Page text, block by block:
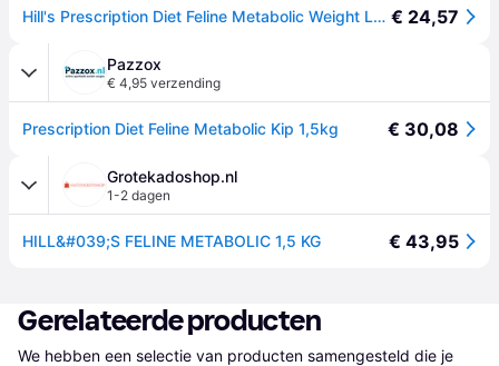
Hill's Prescription Diet Feline Metabolic Weight Loss &amp; Maintenance with Chicken | 1,5 kg € 24,57
Pazzox
€ 4,95 verzending
Prescription Diet Feline Metabolic Kip 1,5kg € 30,08
Grotekadoshop.nl
1-2 dagen
HILL&#039;S FELINE METABOLIC 1,5 KG € 43,95
Gerelateerde producten
We hebben een selectie van producten samengesteld die je